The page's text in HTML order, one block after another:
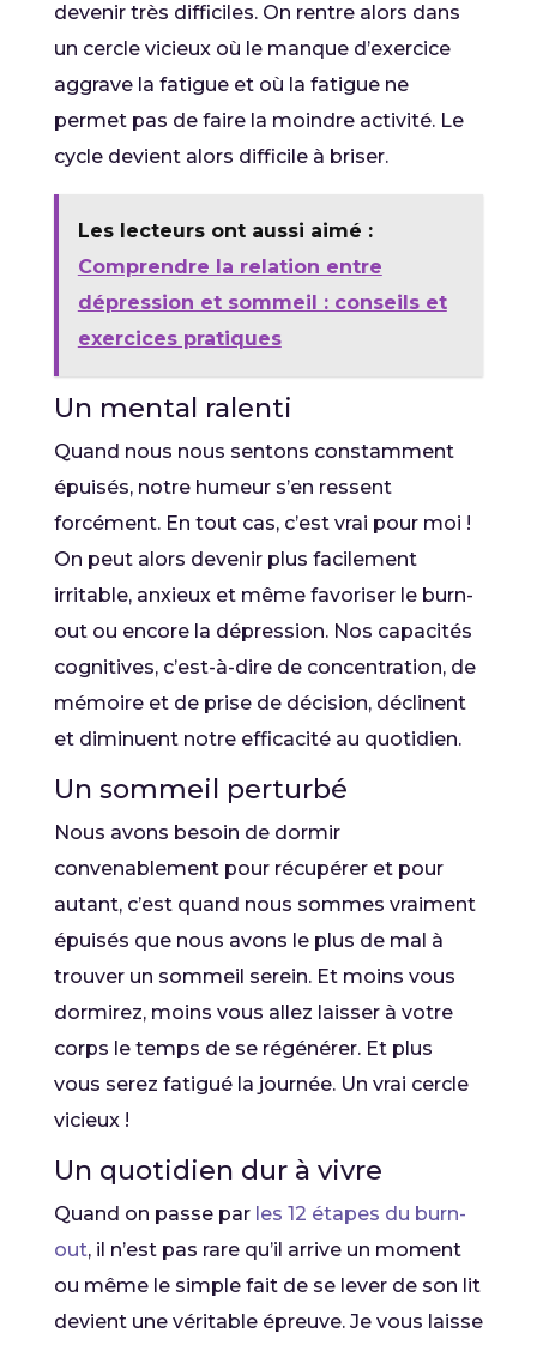
devenir très difficiles. On rentre alors dans
un cercle vicieux où le manque d’exercice
aggrave la fatigue et où la fatigue ne
permet pas de faire la moindre activité. Le
cycle devient alors difficile à briser.
Les lecteurs ont aussi aimé :
Comprendre la relation entre
dépression et sommeil : conseils et
exercices pratiques
Un mental ralenti
Quand nous nous sentons constamment
épuisés, notre humeur s’en ressent
forcément. En tout cas, c’est vrai pour moi !
On peut alors devenir plus facilement
irritable, anxieux et même favoriser le burn-
out ou encore la dépression. Nos capacités
cognitives, c’est-à-dire de concentration, de
mémoire et de prise de décision, déclinent
et diminuent notre efficacité au quotidien.
Un sommeil perturbé
Nous avons besoin de dormir
convenablement pour récupérer et pour
autant, c’est quand nous sommes vraiment
épuisés que nous avons le plus de mal à
trouver un sommeil serein. Et moins vous
dormirez, moins vous allez laisser à votre
corps le temps de se régénérer. Et plus
vous serez fatigué la journée. Un vrai cercle
vicieux !
Un quotidien dur à vivre
Quand on passe par les 12 étapes du burn-
out, il n’est pas rare qu’il arrive un moment
ou même le simple fait de se lever de son lit
devient une véritable épreuve. Je vous laisse